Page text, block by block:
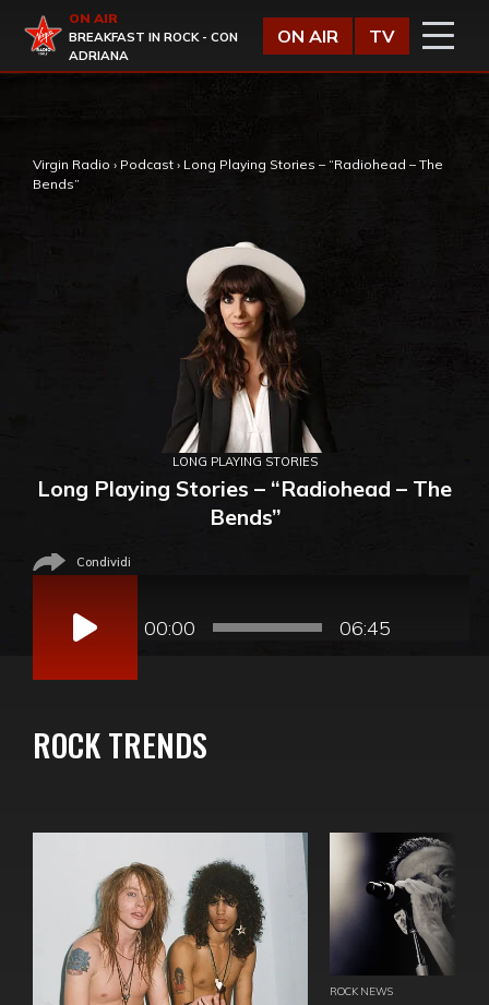
Virgin Radio
ON AIR
BREAKFAST IN ROCK - CON
ADRIANA
ON AIR TV
Virgin Radio › Podcast › Long Playing Stories – “Radiohead – The
Bends”
LONG PLAYING STORIES
Long Playing Stories – “Radiohead – The
Bends”
Condividi
00:00 06:45
ROCK TRENDS
ROCK NEWS